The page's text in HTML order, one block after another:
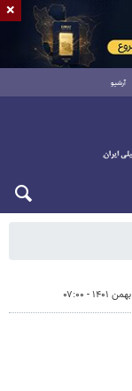
آرشیو
×